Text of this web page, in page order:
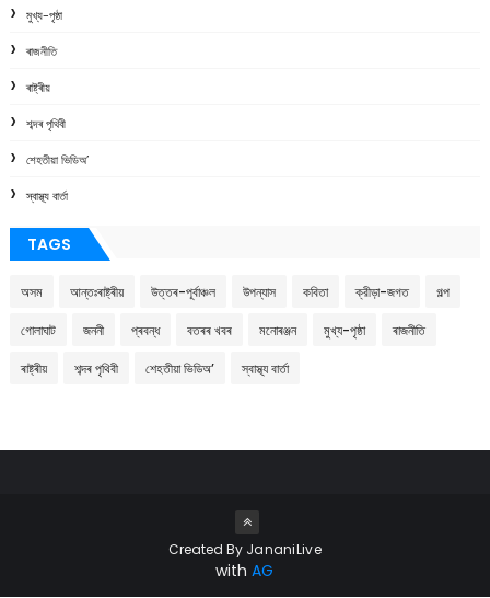
মুখ্য-পৃষ্ঠা
ৰাজনীতি
ৰাষ্ট্ৰীয়
শব্দৰ পৃথিবী
শেহতীয়া ভিডিঅ’
স্বাস্থ্য বাৰ্তা
TAGS
অসম আন্তঃৰাষ্ট্ৰীয় উত্তৰ-পূৰ্বাঞ্চল উপন্যাস কবিতা ক্রীড়া-জগত গল্প
গোলাঘাট জননী প্ৰবন্ধ বতৰৰ খবৰ মনোৰঞ্জন মুখ্য-পৃষ্ঠা ৰাজনীতি
ৰাষ্ট্ৰীয় শব্দৰ পৃথিবী শেহতীয়া ভিডিঅ’ স্বাস্থ্য বাৰ্তা
Created By JananiLive
withAG